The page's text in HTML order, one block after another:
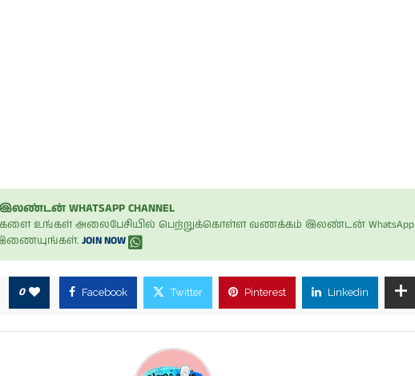
WHATSAPP CHANNEL
உங்கள் அலைபேசியில் பெற்றுக்கொள்ள வணக்கம் இலண்டன் WhatsApp
இணையுங்கள். JOIN NOW
0 Facebook Twitter Pinterest Linkedin